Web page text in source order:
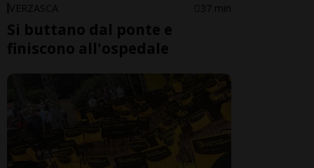
VERZASCA 37 min
Si buttano dal ponte e
finiscono all'ospedale